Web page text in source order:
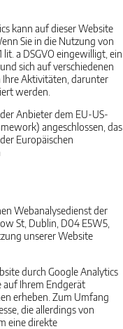
kann auf dieser Website
Sie in die Nutzung von
a DSGVO eingewilligt, ein
sich auf verschiedenen
Ihre Aktivitäten, darunter
werden.
Anbieter dem EU-US-
angeschlossen, das
Europäischen
Webanalysedienst der
St, Dublin, D04 E5W5,
unserer Website
durch Google Analytics
auf Ihrem Endgerät
erheben. Zum Umfang
die allerdings von
eine direkte